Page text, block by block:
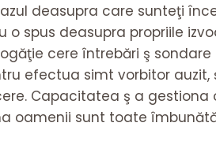
deasupra care sunteţi
spus deasupra propriile
cere întrebări ş
efectua simt vorbitor
Capacitatea ş a gestiona
oamenii sunt toate